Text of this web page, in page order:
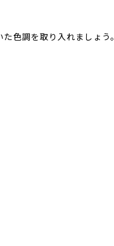
色調を取り入れましょう。